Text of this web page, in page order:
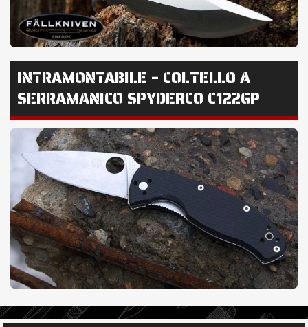
INTRAMONTABILE – COLTELLO A
SERRAMANICO SPYDERCO C122GP